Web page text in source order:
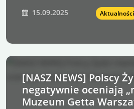
15.09.2025 Aktualności
[NASZ NEWS] Polscy
negatywnie oceniają
Muzeum Getta